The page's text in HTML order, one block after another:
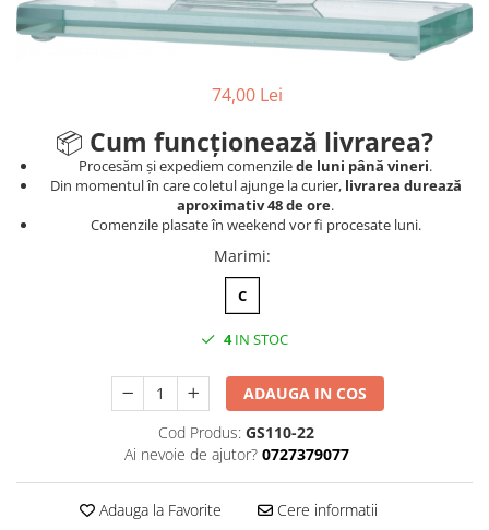
74,00 Lei
📦 Cum funcționează livrarea?
Procesăm și expediem comenzilede luni până vineri.
Din momentul în care coletul ajunge la curier, livrarea durează
aproximativ 48 de ore.
Comenzile plasate în weekend vor fi procesate luni.
Marimi:
C
4IN STOC
ADAUGA IN COS
Cod Produs: GS110-22
Ai nevoie de ajutor? 0727379077
Adauga la Favorite Cere informatii